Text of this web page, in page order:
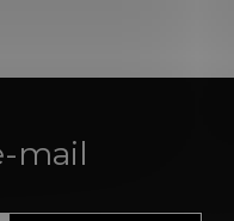
mail